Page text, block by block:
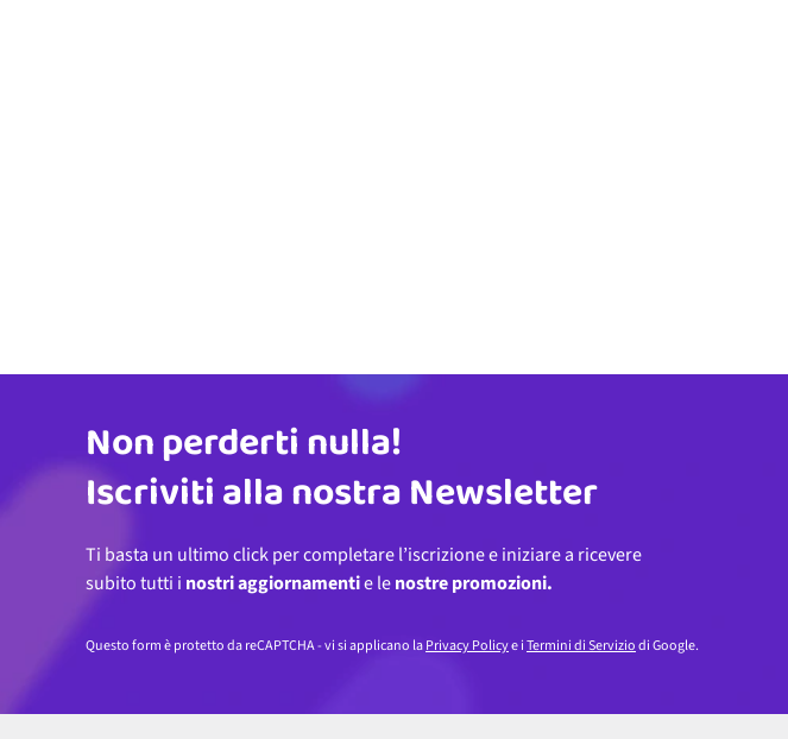
Indirizzo email
Non perderti nulla!
Iscriviti alla nostra Newsletter
Ti basta un ultimo click per completare l’iscrizione e iniziare a ricevere
subito tutti i nostri aggiornamentie lenostre promozioni.
Questo form è protetto da reCAPTCHA - vi si applicano laPrivacy Policye iTermini di Serviziodi Google.